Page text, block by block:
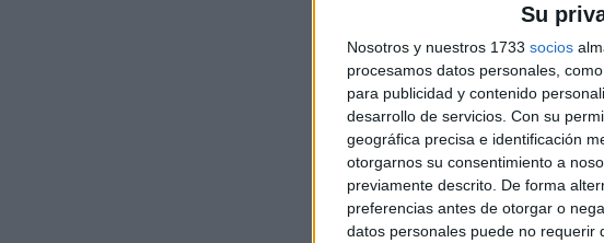
Su
Nosotros y nuestros 1733 socios
procesamos datos personales,
para publicidad y contenido
desarrollo de servicios. Con su
geográfica precisa e identificación
otorgarnos su consentimiento a
previamente descrito. De forma
preferencias antes de otorgar o
datos personales puede no requerir